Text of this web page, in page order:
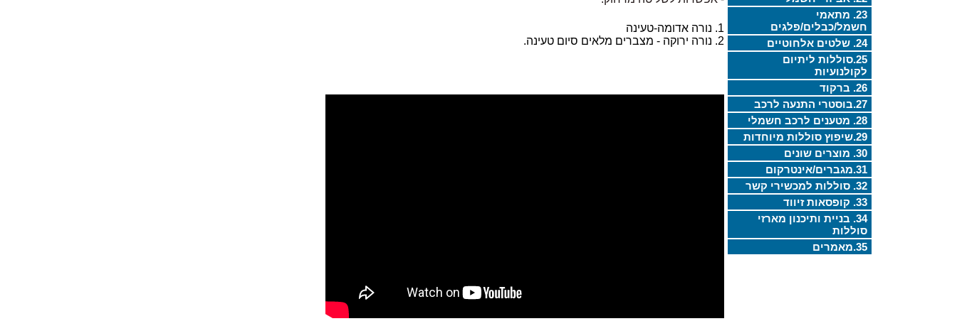
23. מתאמי
חשמל/כבלים/פלגים
24. שלטים אלחוטיים
25.סוללות ליתיום
לקולנועיות
26. ברקוד
27.בוסטרי התנעה לרכב
28. מטענים לרכב חשמלי
29.שיפוץ סוללות מיוחדות
30. מוצרים שונים
31.מגברים/אינטרקום
32. סוללות למכשירי קשר
33. קופסאות זיווד
34. בניית ותיכנון מארזי
סוללות
35.מאמרים
1. נורה אדומה-טעינה
2. נורה ירוקה - מצברים מלאים סיום טעינה.